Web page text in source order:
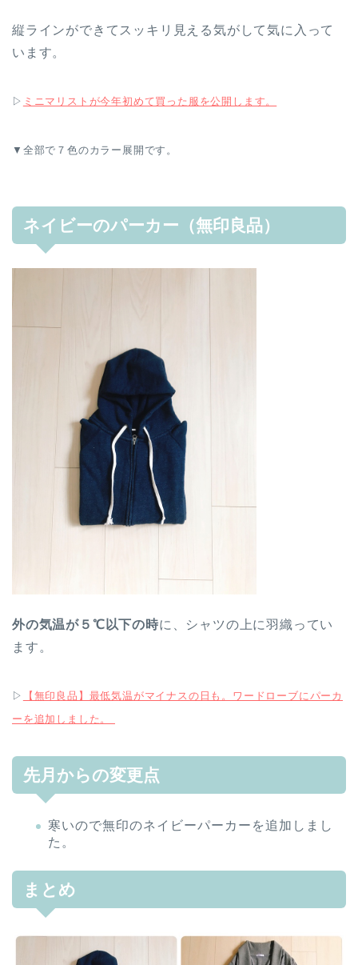
縦ラインができてスッキリ見える気がして気に入って
います。
▷ ミニマリストが今年初めて買った服を公開します。
▼全部で７色のカラー展開です。
ネイビーのパーカー（無印良品）
外の気温が５℃以下の時に、シャツの上に羽織ってい
ます。
▷
【無印良品】最低気温がマイナスの日も。ワードローブにパーカ
ーを追加しました。
先月からの変更点
寒いので無印のネイビーパーカーを追加しまし
た。
まとめ